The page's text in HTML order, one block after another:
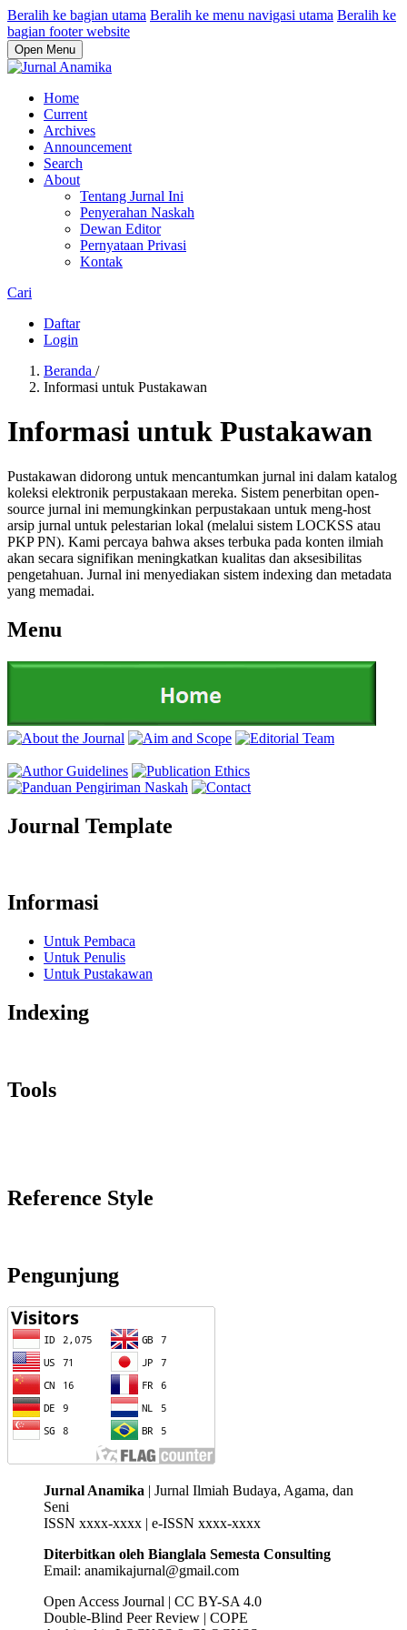
Beralih ke bagian utama Beralih ke menu navigasi utama Beralih ke
bagian footer website
Open Menu
Home
Current
Archives
Announcement
Search
About
Tentang Jurnal Ini
Penyerahan Naskah
Dewan Editor
Pernyataan Privasi
Kontak
Cari
Daftar
Login
Beranda /
Informasi untuk Pustakawan
Informasi untuk Pustakawan
Pustakawan didorong untuk mencantumkan jurnal ini dalam katalog
koleksi elektronik perpustakaan mereka. Sistem penerbitan open-
source jurnal ini memungkinkan perpustakaan untuk meng-host
arsip jurnal untuk pelestarian lokal (melalui sistem LOCKSS atau
PKP PN). Kami percaya bahwa akses terbuka pada konten ilmiah
akan secara signifikan meningkatkan kualitas dan aksesibilitas
pengetahuan. Jurnal ini menyediakan sistem indexing dan metadata
yang memadai.
Menu
Journal Template
Informasi
Untuk Pembaca
Untuk Penulis
Untuk Pustakawan
Indexing
Tools
Reference Style
Pengunjung
Jurnal Anamika | Jurnal Ilmiah Budaya, Agama, dan
Seni
ISSN xxxx-xxxx | e-ISSN xxxx-xxxx
Diterbitkan oleh Bianglala Semesta Consulting
Email: anamikajurnal@gmail.com
Open Access Journal | CC BY-SA 4.0
Double-Blind Peer Review | COPE